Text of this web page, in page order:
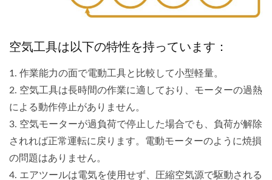
空気工具は以下の特性を持っています：
1. 作業能力の面で電動工具と比較して小型軽量。
2. 空気工具は長時間の作業に適しており、モーターの過熱
による動作停止がありません。
3. 空気モーターが過負荷で停止した場合でも、負荷が解除
されれば正常運転に戻ります。電動モーターのように焼損
の問題はありません。
4. エアツールは電気を使用せず、圧縮空気源で駆動される